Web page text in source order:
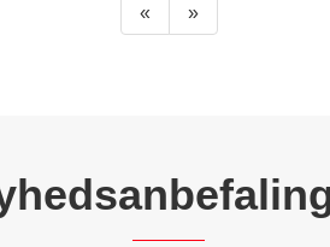
« »